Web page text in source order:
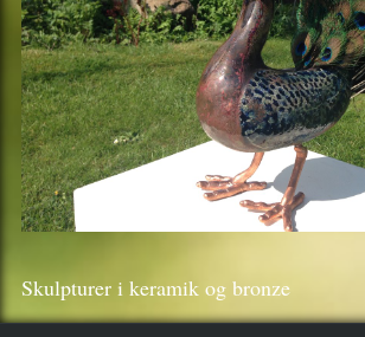
Skulpturer i keramik og bronze